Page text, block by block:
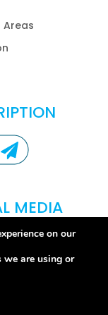
Areas
MEDIA
on our
we are using or